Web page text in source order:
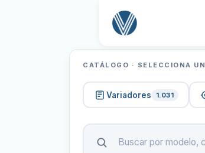
CATÁLOGO · SELECCIONA
Variadores 1.031